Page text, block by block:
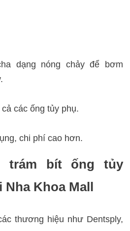
dạng nóng chảy để bơm
các ống tủy phụ.
chi phí cao hơn.
trám bít ống tủy
Khoa Mall
thương hiệu như Dentsply,